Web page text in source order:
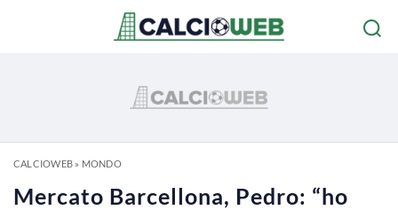
CALCIOWEB» MONDO
Mercato Barcellona, Pedro: “ho